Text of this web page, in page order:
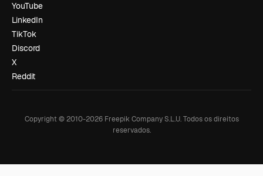
YouTube
LinkedIn
TikTok
Discord
X
Reddit
Copyright © 2010-2026Freepik Company S.L.U. Todos os direitos
reservados.